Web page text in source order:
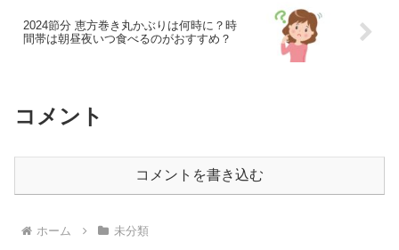
2024節分 恵方巻き丸かぶりは何時に？時
間帯は朝昼夜いつ食べるのがおすすめ？
コメント
コメントを書き込む
ホーム 未分類